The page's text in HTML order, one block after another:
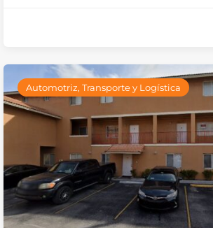
Automotriz, Transporte y Logística